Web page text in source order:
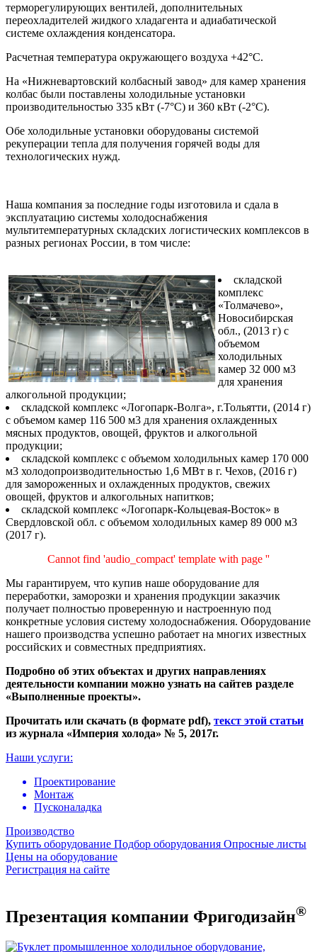
терморегулирующих вентилей, дополнительных
переохладителей жидкого хладагента и адиабатической
системе охлаждения конденсатора.
Расчетная температура окружающего воздуха +42°С.
На «Нижневартовский колбасный завод» для камер хранения
колбас были поставлены холодильные установки
производительностью 335 кВт (-7°С) и 360 кВт (-2°С).
Обе холодильные установки оборудованы системой
рекуперации тепла для получения горячей воды для
технологических нужд.
Наша компания за последние годы изготовила и сдала в
эксплуатацию системы холодоснабжения
мультитемпературных складских логистических комплексов в
разных регионах России, в том числе:
складской
комплекс
«Толмачево»,
Новосибирская
обл., (2013 г) с
объемом
холодильных
камер 32 000 м3
для хранения
алкогольной продукции;
складской комплекс «Логопарк-Волга», г.Тольятти, (2014 г)
с объемом камер 116 500 м3 для хранения охлажденных
мясных продуктов, овощей, фруктов и алкогольной
продукции;
складской комплекс с объемом холодильных камер 170 000
м3 холодопроизводительностью 1,6 МВт в г. Чехов, (2016 г)
для замороженных и охлажденных продуктов, свежих
овощей, фруктов и алкогольных напитков;
складской комплекс «Логопарк-Кольцевая-Восток» в
Свердловской обл. с объемом холодильных камер 89 000 м3
(2017 г).
Cannot find 'audio_compact' template with page ''
Мы гарантируем, что купив наше оборудование для
переработки, заморозки и хранения продукции заказчик
получает полностью проверенную и настроенную под
конкретные условия систему холодоснабжения. Оборудование
нашего производства успешно работает на многих известных
российских и совместных предприятиях.
Подробно об этих объектах и других направлениях
деятельности компании можно узнать на сайтев разделе
«Выполненные проекты».
Прочитать или скачать (в формате pdf), текст этой статьи
из журнала «Империя холода» № 5, 2017г.
Наши услуги:
Проектирование
Монтаж
Пусконаладка
Производство
Купить оборудование Подбор оборудования Опросные листы
Цены на оборудование
Регистрация на сайте
Презентация компании Фригодизайн®